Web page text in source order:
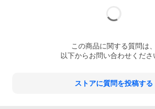
この商品に関する質問は、
以下からお問い合わせくださ
ストアに質問を投稿する